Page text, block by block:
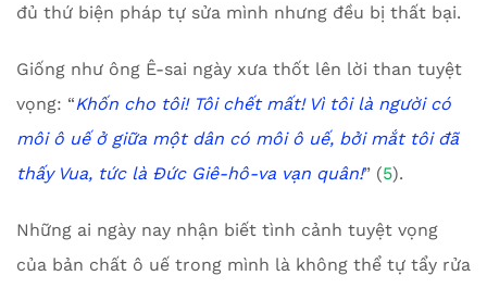
đủ thứ biện pháp tự sửa mình nhưng đều bị thất bại.
Giống như ông Ê-sai ngày xưa thốt lên lời than tuyệt
vọng: “Khốn cho tôi! Tôi chết mất! Vì tôi là người có
môi ô uế ở giữa một dân có môi ô uế, bởi mắt tôi đã
thấy Vua, tức là Đức Giê-hô-va vạn quân!” (5).
Những ai ngày nay nhận biết tình cảnh tuyệt vọng
của bản chất ô uế trong mình là không thể tự tẩy rửa